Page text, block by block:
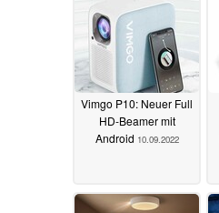
04.02.2024
Vimgo P10: Neuer Full
HD-Beamer mit
Android 10.09.2022